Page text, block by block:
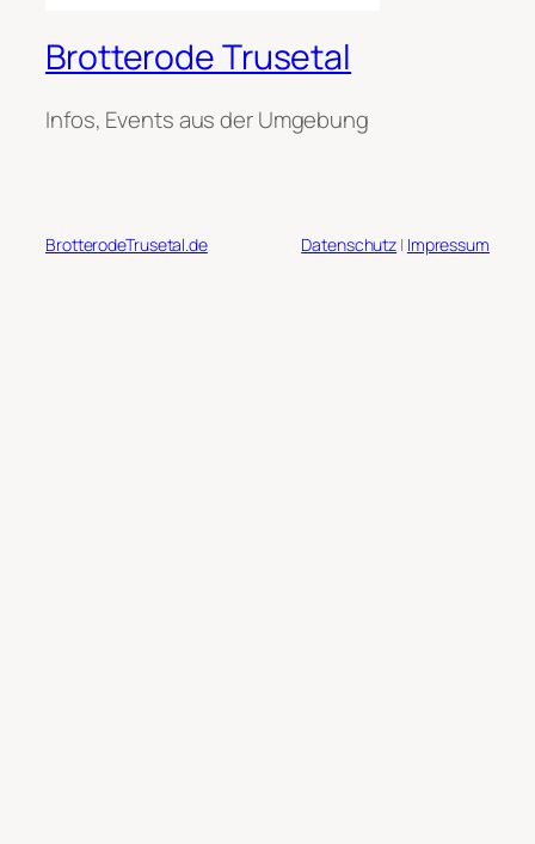
Brotterode Trusetal
Infos, Events aus der Umgebung
BrotterodeTrusetal.de Datenschutz | Impressum